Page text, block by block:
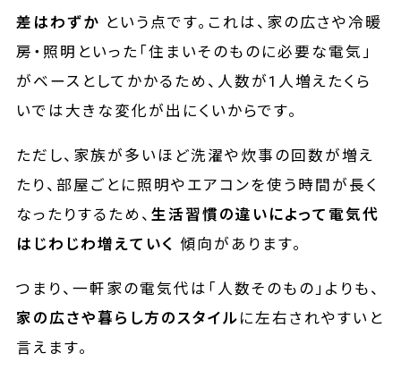
差はわずか という点です。これは、家の広さや冷暖
房・照明といった「住まいそのものに必要な電気」
がベースとしてかかるため、人数が1人増えたくら
いでは大きな変化が出にくいからです。
ただし、家族が多いほど洗濯や炊事の回数が増え
たり、部屋ごとに照明やエアコンを使う時間が長く
なったりするため、 生活習慣の違いによって電気代
はじわじわ増えていく 傾向があります。
つまり、一軒家の電気代は「人数そのもの」よりも、
家の広さや暮らし方のスタイル に左右されやすいと
言えます。